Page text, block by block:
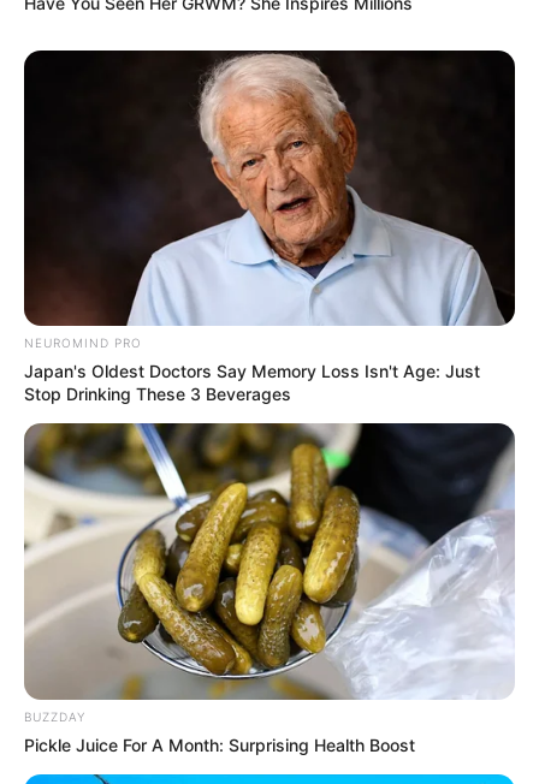
(foto: reddit)
9. Batu ternyata bisa jadi barang untuk dikoleksi,
termasuk telur yang berbentuk seperti batu
NEUROMIND PRO
Japan's Oldest Doctors Say Memory Loss Isn't Age: Just
Stop Drinking These 3 Beverages
BUZZDAY
Pickle Juice For A Month: Surprising Health Boost